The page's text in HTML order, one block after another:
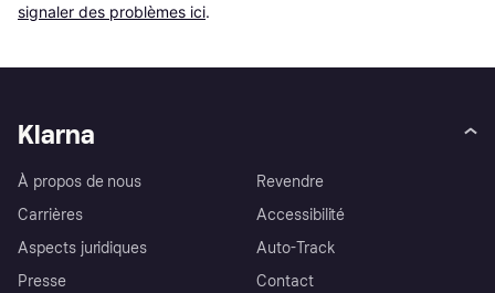
signaler des problèmes ici.
Klarna
À propos de nous
Carrières
Aspects juridiques
Presse
Revendre
Accessibilité
Auto-Track
Contact